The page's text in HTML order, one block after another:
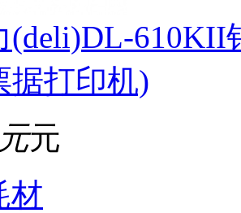
(deli)DL-610KII
据打印机)
元元
材